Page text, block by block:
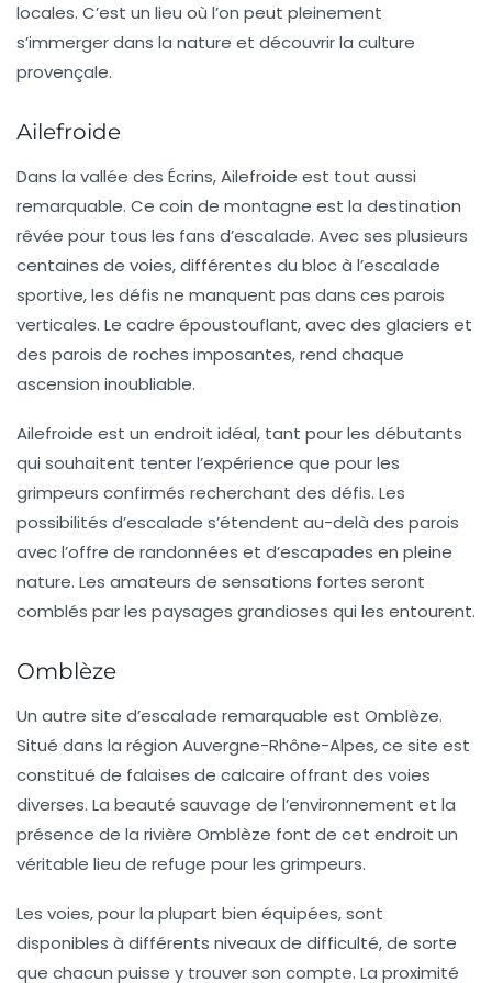
locales. C’est un lieu où l’on peut pleinement
s’immerger dans la nature et découvrir la culture
provençale.
Ailefroide
Dans la vallée des Écrins,Ailefroide est tout aussi
remarquable. Ce coin de montagne est la destination
rêvée pour tous les fans d’escalade. Avec ses plusieurs
centaines de voies, différentes du bloc à l’escalade
sportive, les défis ne manquent pas dans ces parois
verticales. Le cadre époustouflant, avec des glaciers et
des parois de roches imposantes, rend chaque
ascension inoubliable.
Ailefroide est un endroit idéal, tant pour les débutants
qui souhaitent tenter l’expérience que pour les
grimpeurs confirmés recherchant des défis. Les
possibilités d’escalade s’étendent au-delà des parois
avec l’offre de randonnées et d’escapades en pleine
nature. Les amateurs de sensations fortes seront
comblés par les paysages grandioses qui les entourent.
Omblèze
Un autre site d’escalade remarquable est Omblèze.
Situé dans la région Auvergne-Rhône-Alpes, ce site est
constitué de falaises de calcaire offrant des voies
diverses. La beauté sauvage de l’environnement et la
présence de la rivière Omblèze font de cet endroit un
véritable lieu de refuge pour les grimpeurs.
Les voies, pour la plupart bien équipées, sont
disponibles à différents niveaux de difficulté, de sorte
que chacun puisse y trouver son compte. La proximité